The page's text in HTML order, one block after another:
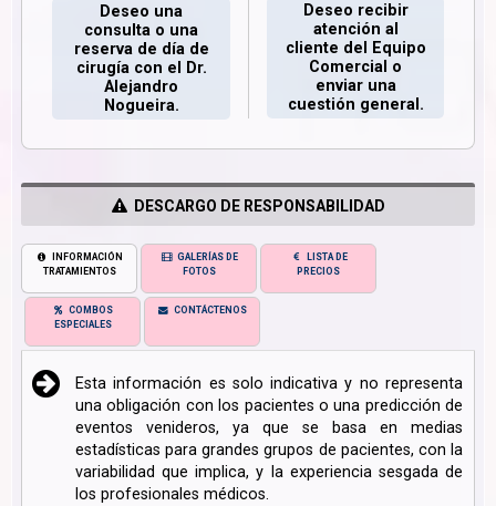
Deseo una
consulta o una
reserva de día de
cirugía con el Dr.
Alejandro
Nogueira.
Deseo recibir
atención al
cliente del Equipo
Comercial o
enviar una
cuestión general.
DESCARGO DE RESPONSABILIDAD
INFORMACIÓN
TRATAMIENTOS
GALERÍAS DE
FOTOS
LISTA DE
PRECIOS
COMBOS
ESPECIALES
CONTÁCTENOS
Esta información es solo indicativa y no representa
una obligación con los pacientes o una predicción de
eventos venideros, ya que se basa en medias
estadísticas para grandes grupos de pacientes, con la
variabilidad que implica, y la experiencia sesgada de
los profesionales médicos.